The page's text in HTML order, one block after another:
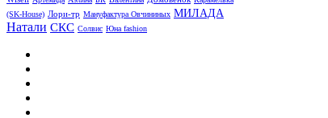
(SK-House) Лори-тр Мануфактура Овчининых МИЛАДА
Натали СКС Солвис Юна fashion